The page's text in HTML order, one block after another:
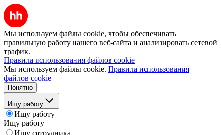
Мы используем файлы cookie, чтобы обеспечивать
правильную работу нашего веб-сайта и анализировать сетевой
трафик.
Правила использования файлов cookie
Мы используем файлы cookie. Правила использования
файлов cookie
Понятно
Ищу работу
Ищу работу
Ищу работу
Ищу сотрудника